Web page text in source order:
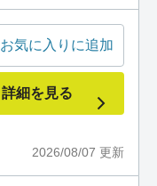
2026/08/07 更新
お気に入りに追加
詳細を見る